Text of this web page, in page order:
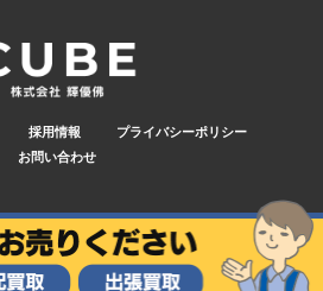
採用情報
プライバシーポリシー
お問い合わせ
© 2026 CUBE.